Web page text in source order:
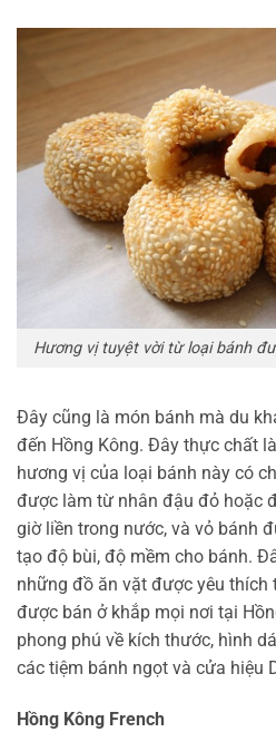
Hương vị tuyệt vời từ loại bánh
Đây cũng là món bánh mà du
đến Hồng Kông. Đây thực chất
hương vị của loại bánh này có
được làm từ nhân đậu đỏ hoặc
giờ liền trong nước, và vỏ bánh
tạo độ bùi, độ mềm cho bánh.
những đồ ăn vặt được yêu thích
được bán ở khắp mọi nơi tại
phong phú về kích thước, hình
các tiệm bánh ngọt và cửa hiệu
Hồng Kông French